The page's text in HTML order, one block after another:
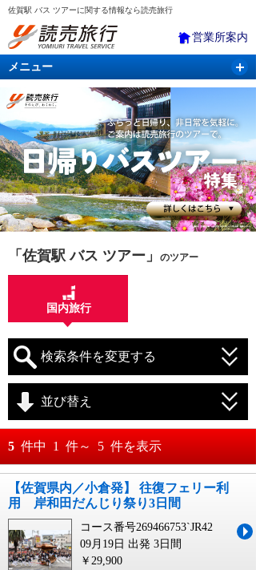
佐賀駅 バス ツアーに関する情報なら読売旅行
営業所案内
メニュー
国内旅行 バスツアー 海外旅行 クルーズ
航空・ＪＲ＋宿泊 航空券＆ホテル
「佐賀駅 バス ツアー」 のツアー
国内旅行
検索条件を変更する
月 日～
月 日
並び替え
おすすめ順
料金が安い順
料金が高い順
5 件中 1 件～ 5 件を表示
【佐賀県内／小倉発】 往復フェリー利
用 岸和田だんじり祭り3日間
コース番号269466753`JR42
09月19日 出発 3日間
￥29,900